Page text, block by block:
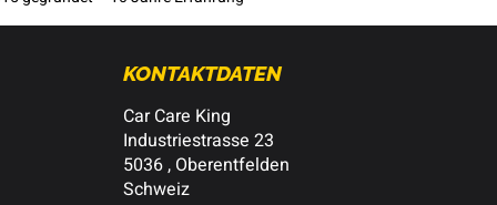
KONTAKTDATEN
Car Care King
Industriestrasse 23
5036 , Oberentfelden
Schweiz